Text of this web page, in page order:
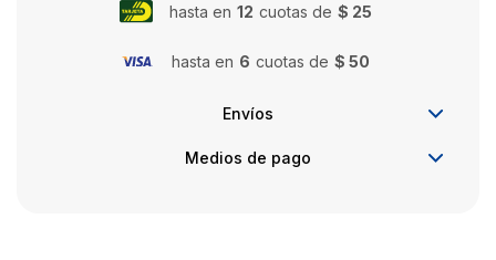
hasta en 12 cuotas de $ 25
hasta en 6 cuotas de $ 50
Envíos
Medios de pago